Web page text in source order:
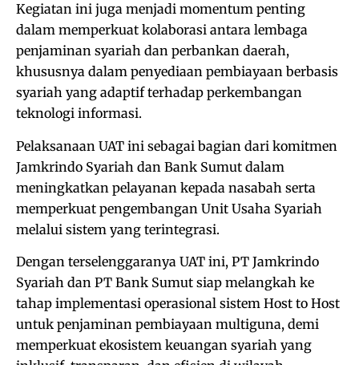
Kegiatan ini juga menjadi momentum penting
dalam memperkuat kolaborasi antara lembaga
penjaminan syariah dan perbankan daerah,
khususnya dalam penyediaan pembiayaan berbasis
syariah yang adaptif terhadap perkembangan
teknologi informasi.
Pelaksanaan UAT ini sebagai bagian dari komitmen
Jamkrindo Syariah dan Bank Sumut dalam
meningkatkan pelayanan kepada nasabah serta
memperkuat pengembangan Unit Usaha Syariah
melalui sistem yang terintegrasi.
Dengan terselenggaranya UAT ini, PT Jamkrindo
Syariah dan PT Bank Sumut siap melangkah ke
tahap implementasi operasional sistem Host to Host
untuk penjaminan pembiayaan multiguna, demi
memperkuat ekosistem keuangan syariah yang